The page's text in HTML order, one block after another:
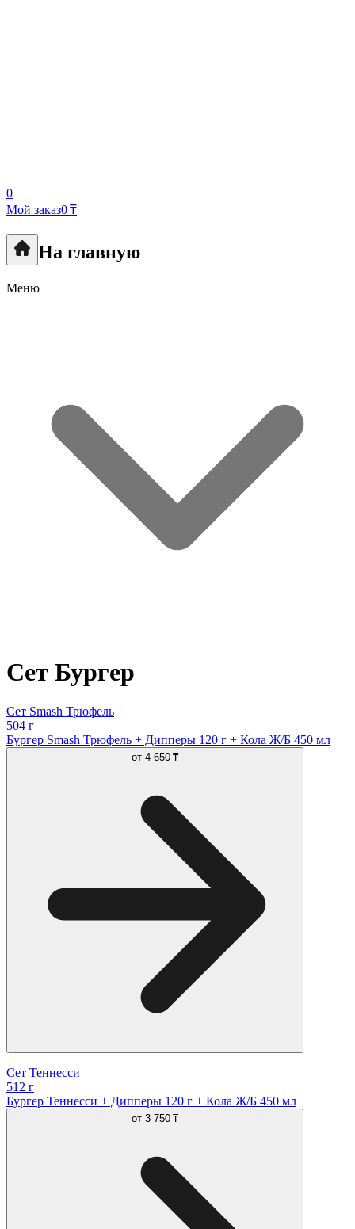
0
Мой заказ0 ₸
На главную
Меню
Сет Бургер
Сет Smash Трюфель
504 г
Бургер Smash Трюфель + Дипперы 120 г + Кола Ж/Б 450 мл
от 4 650 ₸
Сет Теннесси
512 г
Бургер Теннесси + Дипперы 120 г + Кола Ж/Б 450 мл
от 3 750 ₸